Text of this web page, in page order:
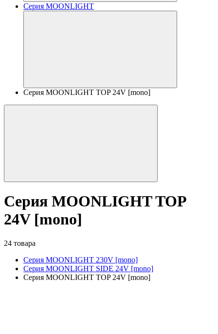
Серия MOONLIGHT
Серия MOONLIGHT TOP 24V [mono]
Серия MOONLIGHT TOP
24V [mono]
24 товара
Серия MOONLIGHT 230V [mono]
Серия MOONLIGHT SIDE 24V [mono]
Серия MOONLIGHT TOP 24V [mono]